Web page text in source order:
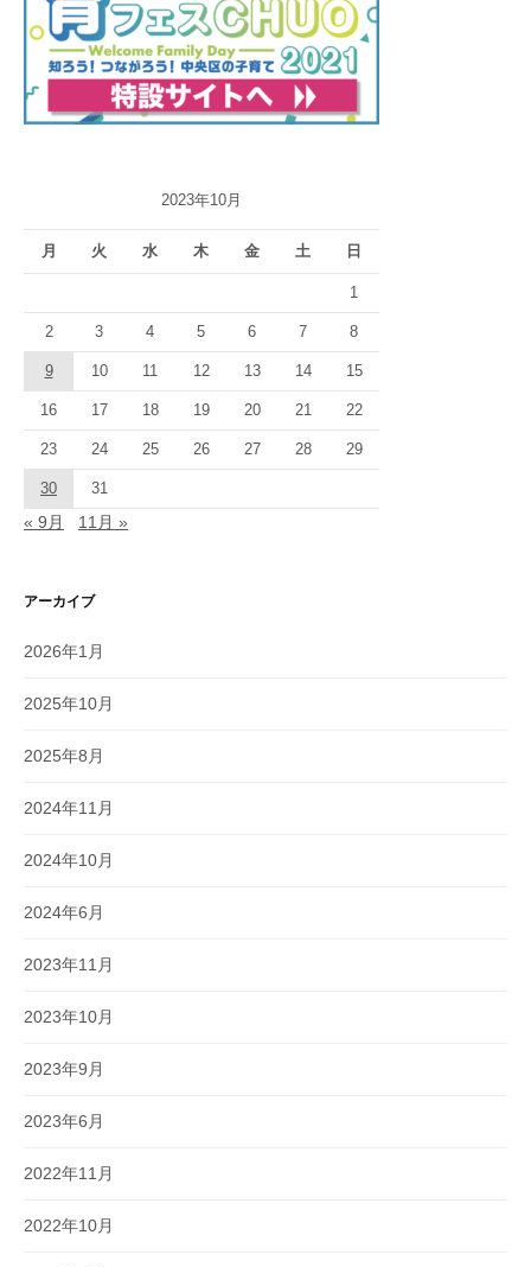
ョ
ン
2023年10月
月 火 水 木 金 土 日
1
2 3 4 5 6 7 8
9 10 11 12 13 14 15
16 17 18 19 20 21 22
23 24 25 26 27 28 29
30 31
« 9月 11月 »
アーカイブ
2026年1月
2025年10月
2025年8月
2024年11月
2024年10月
2024年6月
2023年11月
2023年10月
2023年9月
2023年6月
2022年11月
2022年10月